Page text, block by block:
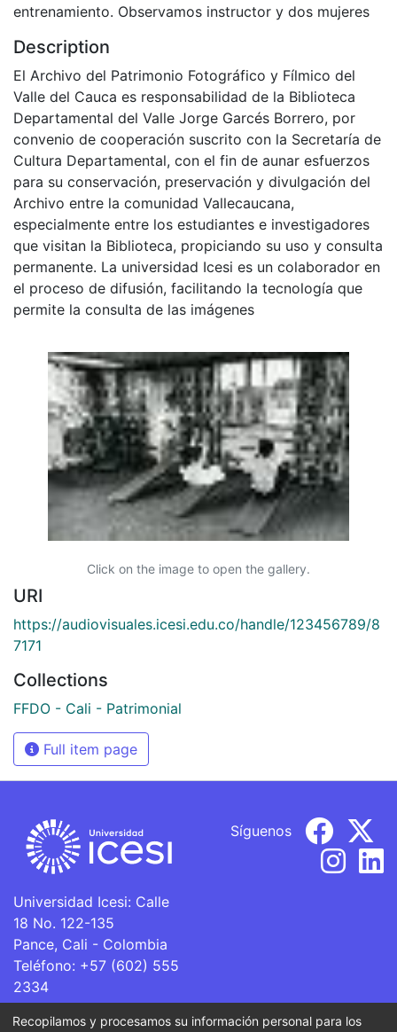
entrenamiento. Observamos instructor y dos mujeres
Description
El Archivo del Patrimonio Fotográfico y Fílmico del
Valle del Cauca es responsabilidad de la Biblioteca
Departamental del Valle Jorge Garcés Borrero, por
convenio de cooperación suscrito con la Secretaría de
Cultura Departamental, con el fin de aunar esfuerzos
para su conservación, preservación y divulgación del
Archivo entre la comunidad Vallecaucana,
especialmente entre los estudiantes e investigadores
que visitan la Biblioteca, propiciando su uso y consulta
permanente. La universidad Icesi es un colaborador en
el proceso de difusión, facilitando la tecnología que
permite la consulta de las imágenes
Click on the image to open the gallery.
URI
https://audiovisuales.icesi.edu.co/handle/123456789/8
7171
Collections
FFDO - Cali - Patrimonial
Full item page
Universidad Icesi: Calle
18 No. 122-135
Pance, Cali - Colombia
Teléfono: +57 (602) 555
2334
ventanillaunica@icesi.edu.co
Síguenos
Recopilamos y procesamos su información personal para los